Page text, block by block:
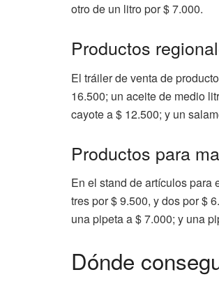
otro de un litro por $ 7.000.
Productos
El tráiler de venta de
16.500; un aceite de medio
cayote a $ 12.500; y un
Productos para
En el stand de artículos para
tres por $ 9.500, y dos por $
una pipeta a $ 7.000; y una
Dónde